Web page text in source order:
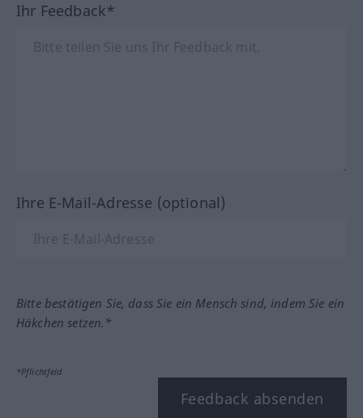
Ihr Feedback*
Ihre E-Mail-Adresse (optional)
Bitte bestätigen Sie, dass Sie ein Mensch sind, indem Sie ein
Häkchen setzen.*
*Pflichtfeld
Feedback absenden